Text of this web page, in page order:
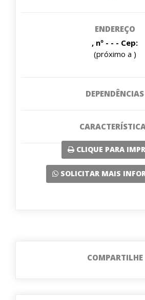
ENDEREÇO
, nº - - - Cep:
(próximo a )
DEPENDÊNCIAS
CLIQUE PARA
SOLICITAR MAIS
COMPARTILHE